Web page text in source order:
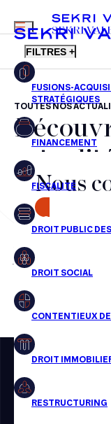
FR EN
MENU
SEKRI
FILTRES +
Fusions-
Financement
Fiscalité
Droit public des
Droit social
Droit immobilier
Restructuring
TOUTES NOS
nos
jour
Aucun résultats pour
Nous